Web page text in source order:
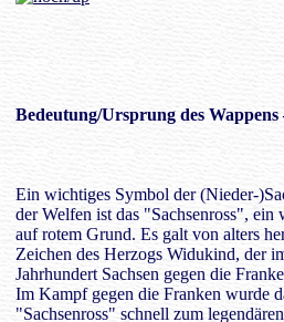
Bedeutung/Ursprung des Wappens
Ein wichtiges Symbol der (Nieder-
der Welfen ist das "Sachsenross", ein
auf rotem Grund. Es galt von alters
Zeichen des Herzogs Widukind, der
Jahrhundert Sachsen gegen die
Im Kampf gegen die Franken wurde
"Sachsenross" schnell zum